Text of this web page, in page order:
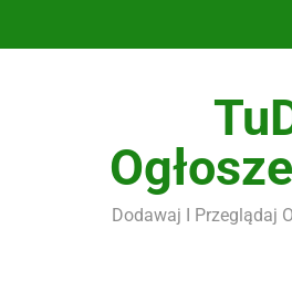
Filmy i
Dodawaj I Przeglądaj